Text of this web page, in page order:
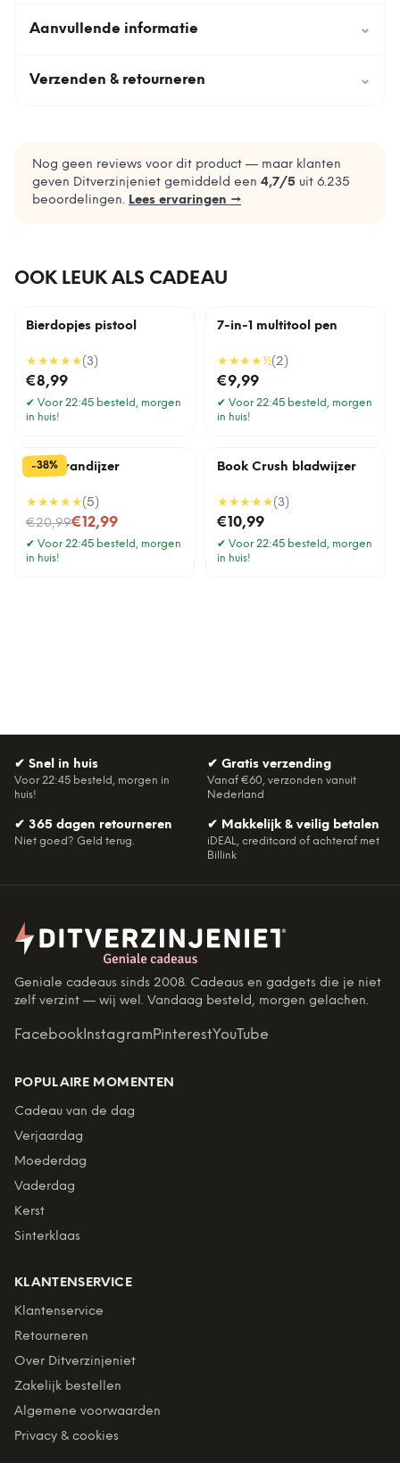
Aanvullende informatie ⌄
Verzenden & retourneren ⌄
Nog geen reviews voor dit product — maar klanten
geven Ditverzinjeniet gemiddeld een 4,7/5 uit 6.235
beoordelingen. Lees ervaringen →
OOK LEUK ALS CADEAU
Bierdopjes pistool
★★★★★(3)
€8,99
✔ Voor 22:45 besteld, morgen
in huis!
7-in-1 multitool pen
★★★★½(2 )
€9,99
✔ Voor 22:45 besteld, morgen
in huis!
-38%
BBQ brandijzer
★★★★★( 5 )
€20,99
Nu voor€12,99
✔ Voor 22:45 besteld, morgen
in huis!
Book Crush bladwijzer
★★★★★(3)
€10,99
✔ Voor 22:45 besteld, morgen
in huis!
✔ Snel in huis
Voor 22:45 besteld, morgen in
huis!
✔ Gratis verzending
Vanaf €60, verzonden vanuit
Nederland
✔ 365 dagen retourneren
Niet goed? Geld terug.
✔ Makkelijk & veilig betalen
iDEAL, creditcard of achteraf met
Billink
Geniale cadeaus sinds 2008. Cadeaus en gadgets die je niet
zelf verzint — wij wel. Vandaag besteld, morgen gelachen.
Facebook InstagramPinterestYouTube
POPULAIRE MOMENTEN
Cadeau van de dag
Verjaardag
Moederdag
Vaderdag
Kerst
Sinterklaas
KLANTENSERVICE
Klantenservice
Retourneren
Over Ditverzinjeniet
Zakelijk bestellen
Algemene voorwaarden
Privacy & cookies